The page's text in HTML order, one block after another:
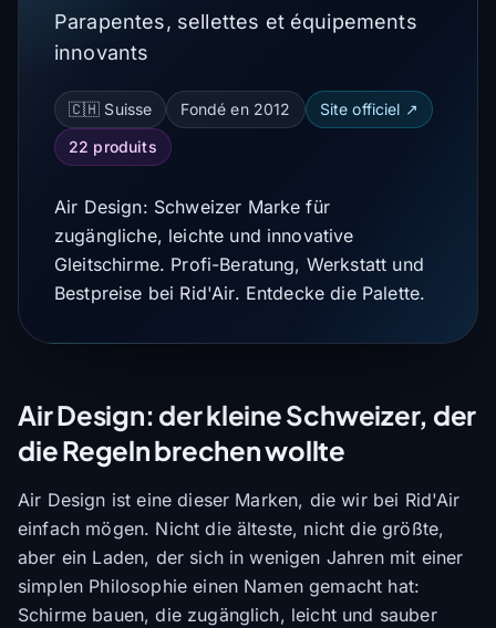
Parapentes, sellettes et équipements
innovants
🇨🇭 Suisse Fondé en 2012
Site officiel ↗
22 produits
Air Design: Schweizer Marke für
zugängliche, leichte und innovative
Gleitschirme. Profi-Beratung, Werkstatt und
Bestpreise bei Rid'Air. Entdecke die Palette.
Air Design: der kleine Schweizer, der
die Regeln brechen wollte
Air Design ist eine dieser Marken, die wir bei Rid'Air
einfach mögen. Nicht die älteste, nicht die größte,
aber ein Laden, der sich in wenigen Jahren mit einer
simplen Philosophie einen Namen gemacht hat:
Schirme bauen, die zugänglich, leicht und sauber